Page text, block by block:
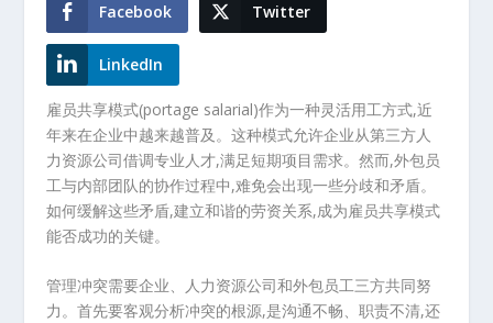
Facebook Twitter
LinkedIn
雇员共享模式(portage salarial)作为一种灵活用工方式,近
年来在企业中越来越普及。这种模式允许企业从第三方人
力资源公司借调专业人才,满足短期项目需求。然而,外包员
工与内部团队的协作过程中,难免会出现一些分歧和矛盾。
如何缓解这些矛盾,建立和谐的劳资关系,成为雇员共享模式
能否成功的关键。
管理冲突需要企业、人力资源公司和外包员工三方共同努
力。首先要客观分析冲突的根源,是沟通不畅、职责不清,还